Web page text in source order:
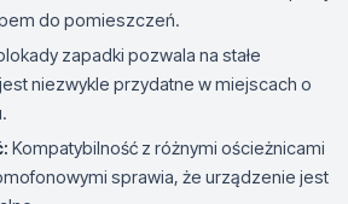
do pomieszczeń.
zapadki pozwala na stałe
niezwykle przydatne w miejscach o
Kompatybilność z różnymi ościeżnicami
sprawia, że urządzenie jest